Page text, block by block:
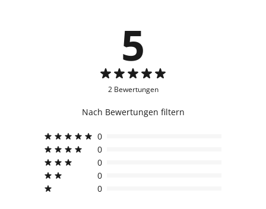
5
2 Bewertungen
Nach Bewertungen filtern
0
0
0
0
0